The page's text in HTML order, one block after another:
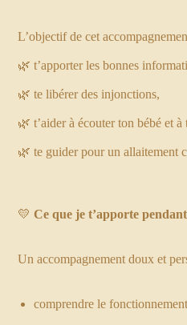
L’objectif de cet
🌿 t’apporter les bonnes
🌿 te libérer des injonctions,
🌿 t’aider à écouter ton bébé et
🌿 te guider pour un allaitement
💛Ce que je t’apporte pendant
Un accompagnement doux et
comprendre le